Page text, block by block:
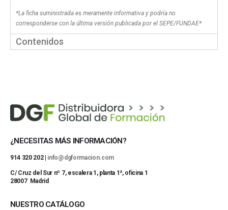
*La ficha suministrada es meramente informativa y podría no
corresponderse con la última versión publicada por el SEPE/FUNDAE*
Contenidos
¿NECESITAS MÁS INFORMACIÓN?
914 320 202 | info@dgformacion.com
C/ Cruz del Sur nº 7, escalera 1, planta 1ª, oficina 1
28007 Madrid
NUESTRO CATÁLOGO